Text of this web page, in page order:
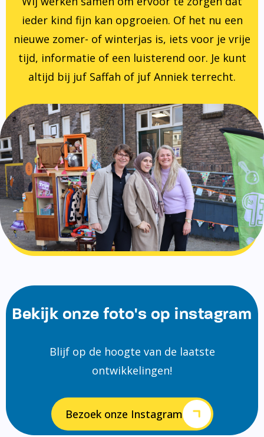
ieder kind fijn kan opgroeien. Of het nu een
nieuwe zomer- of winterjas is, iets voor je vrije
tijd, informatie of een luisterend oor. Je kunt
altijd bij juf Saffah of juf Anniek terrecht.
Bekijk onze foto's op instagram
Blijf op de hoogte van de laatste
ontwikkelingen!
Bezoek onze Instagram